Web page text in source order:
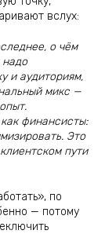
вслух:
о чём
и аудиториям,
микс —
финансисты:
Это
пути
по
— потому